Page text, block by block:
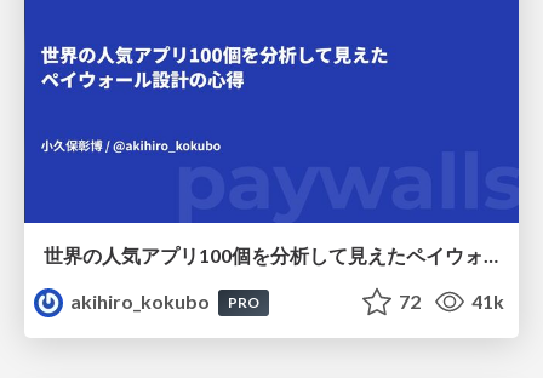
世界の人気アプリ100個を分析して見えたペイウォール設計の心得
akihiro_kokubo
PRO 72 41k